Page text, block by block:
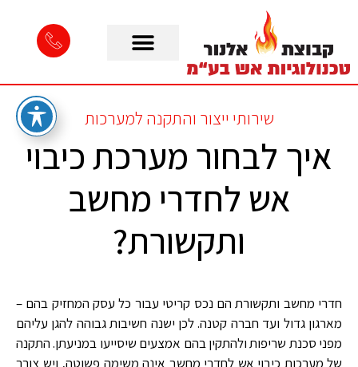
שירותי ייצור והתקנה למערכות
איך לבחור מערכת כיבוי
אש לחדרי מחשב
ותקשורת?
חדרי מחשב ותקשורת הם נכס קריטי עבור כל עסק המחזיק בהם –
מארגון גדול ועד חברה קטנה. לכן ישנה חשיבות גבוהה להגן עליהם
מפני סכנת שריפות ולהתקין בהם אמצעים שיסייעו במניעתן. התקנה
של מערכות כיבוי אש לחדרי מחשב אינה משימה פשוטה, ויש צורך